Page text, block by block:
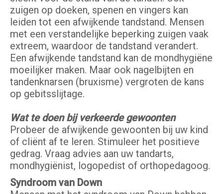
zuigen op doeken, spenen en vingers kan
leiden tot een afwijkende tandstand. Mensen
met een verstandelijke beperking zuigen vaak
extreem, waardoor de tandstand verandert.
Een afwijkende tandstand kan de mondhygiëne
moeilijker maken. Maar ook nagelbijten en
tandenknarsen (bruxisme) vergroten de kans
op gebitsslijtage.
Wat te doen bij verkeerde gewoonten
Probeer de afwijkende gewoonten bij uw kind
of cliënt af te leren. Stimuleer het positieve
gedrag. Vraag advies aan uw tandarts,
mondhygiënist, logopedist of orthopedagoog.
Syndroom van Down